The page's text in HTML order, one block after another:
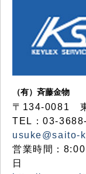
（有）斉藤金物
〒134-0081
TEL：03-
usuke@saito-
営業時間：
日